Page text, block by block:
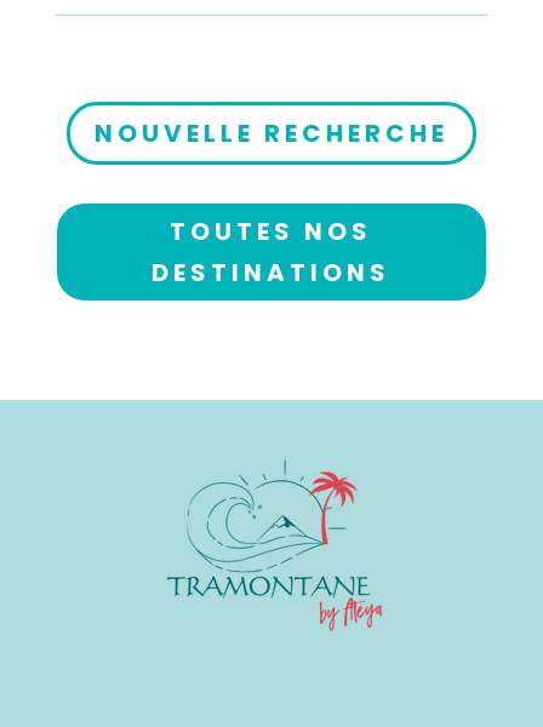
NOUVELLE RECHERCHE
TOUTES NOS
DESTINATIONS